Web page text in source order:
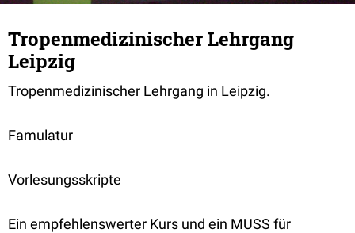
Tropenmedizinischer Lehrgang
Leipzig
Tropenmedizinischer Lehrgang in Leipzig.
Famulatur
Vorlesungsskripte
Ein empfehlenswerter Kurs und ein MUSS für